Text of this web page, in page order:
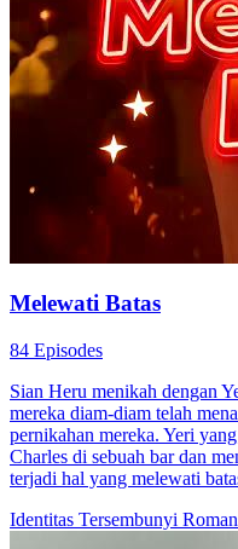
Melewati Batas
84 Episodes
Sian Heru menikah dengan
mereka diam-diam telah
pernikahan mereka. Yeri
Charles di sebuah bar dan
terjadi hal yang melewati
Identitas Tersembunyi